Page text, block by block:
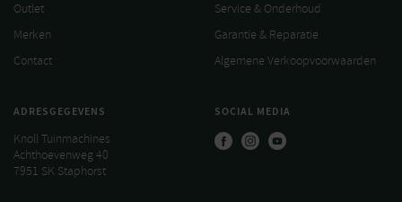
Outlet
Merken
Contact
Service & Onderhoud
Garantie & Reparatie
Algemene Verkoopvoorwaarden
ADRESGEGEVENS
Knoll Tuinmachines
Achthoevenweg 40
7951 SK Staphorst
SOCIAL MEDIA